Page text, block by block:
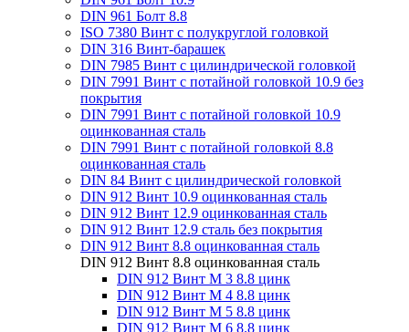
DIN 961 Болт 8.8
ISO 7380 Винт с полукруглой головкой
DIN 316 Винт-барашек
DIN 7985 Винт с цилиндрической головкой
DIN 7991 Винт с потайной головкой 10.9 без
покрытия
DIN 7991 Винт с потайной головкой 10.9
оцинкованная сталь
DIN 7991 Винт с потайной головкой 8.8
оцинкованная сталь
DIN 84 Винт с цилиндрической головкой
DIN 912 Винт 10.9 оцинкованная сталь
DIN 912 Винт 12.9 оцинкованная сталь
DIN 912 Винт 12.9 сталь без покрытия
DIN 912 Винт 8.8 оцинкованная сталь
DIN 912 Винт 8.8 оцинкованная сталь
DIN 912 Винт М 3 8.8 цинк
DIN 912 Винт М 4 8.8 цинк
DIN 912 Винт М 5 8.8 цинк
DIN 912 Винт М 6 8.8 цинк